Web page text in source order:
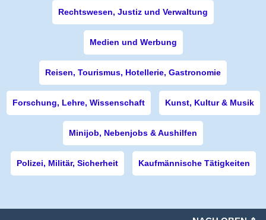
Rechtswesen, Justiz und Verwaltung
Medien und Werbung
Reisen, Tourismus, Hotellerie, Gastronomie
Forschung, Lehre, Wissenschaft Kunst, Kultur & Musik
Minijob, Nebenjobs & Aushilfen
Polizei, Militär, Sicherheit Kaufmännische Tätigkeiten